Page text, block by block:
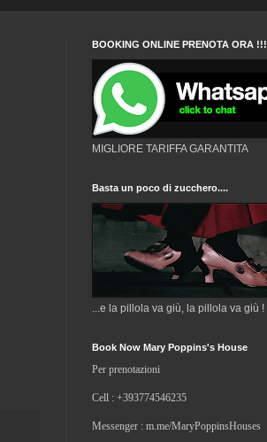
BOOKING ONLINE PRENOTA ORA !!!
MIGLIORE TARIFFA GARANTITA
Basta un poco di zucchero....
...e la pillola va giù, la pillola va giù !
Book Now Mary Poppins's House
Per prenotazioni
Cell : +393774546235
Messenger : m.me/MaryPoppinsHouses